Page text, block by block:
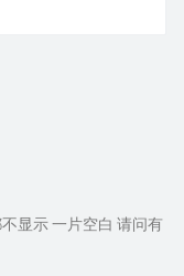
显示 一片空白 请问有